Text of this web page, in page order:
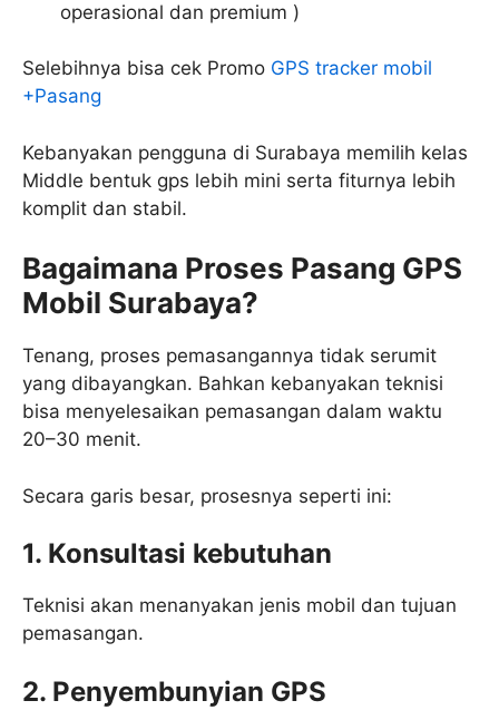
operasional dan premium )
Selebihnya bisa cek Promo GPS tracker mobil
+Pasang
Kebanyakan pengguna di Surabaya memilih kelas
Middle bentuk gps lebih mini serta fiturnya lebih
komplit dan stabil.
Bagaimana Proses Pasang GPS
Mobil Surabaya?
Tenang, proses pemasangannya tidak serumit
yang dibayangkan. Bahkan kebanyakan teknisi
bisa menyelesaikan pemasangan dalam waktu
20–30 menit.
Secara garis besar, prosesnya seperti ini:
1. Konsultasi kebutuhan
Teknisi akan menanyakan jenis mobil dan tujuan
pemasangan.
2. Penyembunyian GPS